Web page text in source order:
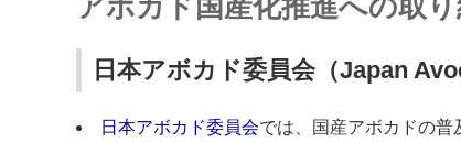
日本アボカド委員会（Japan
日本アボカド委員会では、国産アボカドの普